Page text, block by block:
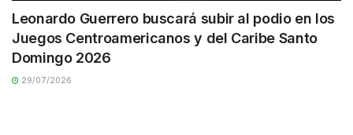
Leonardo Guerrero buscará subir al podio en los
Juegos Centroamericanos y del Caribe Santo
Domingo 2026
29/07/2026